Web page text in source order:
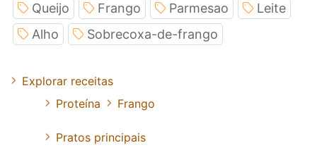
Queijo Frango Parmesao
Leite
Alho
Sobrecoxa-de-frango
Explorar receitas
Proteína
Frango
Pratos principais